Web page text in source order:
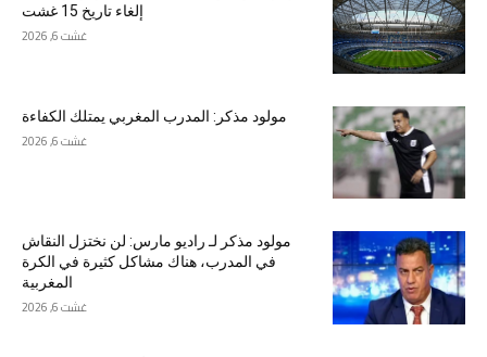
إلغاء تاريخ 15 غشت
غشت 6, 2026
مولود مذكر: المدرب المغربي يمتلك الكفاءة
غشت 6, 2026
مولود مذكر لـ راديو مارس: لن نختزل النقاش
في المدرب، هناك مشاكل كثيرة في الكرة
المغربية
غشت 6, 2026